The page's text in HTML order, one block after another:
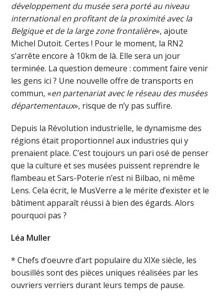
développement du musée sera porté au niveau
international en profitant de la proximité avec la
Belgique et de la large zone frontalière», ajoute
Michel Dutoit. Certes ! Pour le moment, la RN2
s’arrête encore à 10km de là. Elle sera un jour
terminée. La question demeure : comment faire venir
les gens ici ? Une nouvelle offre de transports en
commun, «en partenariat avec le réseau des musées
départementaux», risque de n’y pas suffire.
Depuis la Révolution industrielle, le dynamisme des
régions était proportionnel aux industries qui y
prenaient place. C’est toujours un pari osé de penser
que la culture et ses musées puissent reprendre le
flambeau et Sars-Poterie n’est ni Bilbao, ni même
Lens. Cela écrit, le MusVerre a le mérite d’exister et le
bâtiment apparaît réussi à bien des égards. Alors
pourquoi pas ?
Léa Muller
* Chefs d’oeuvre d’art populaire du XIXe siècle, les
bousillés sont des pièces uniques réalisées par les
ouvriers verriers durant leurs temps de pause.